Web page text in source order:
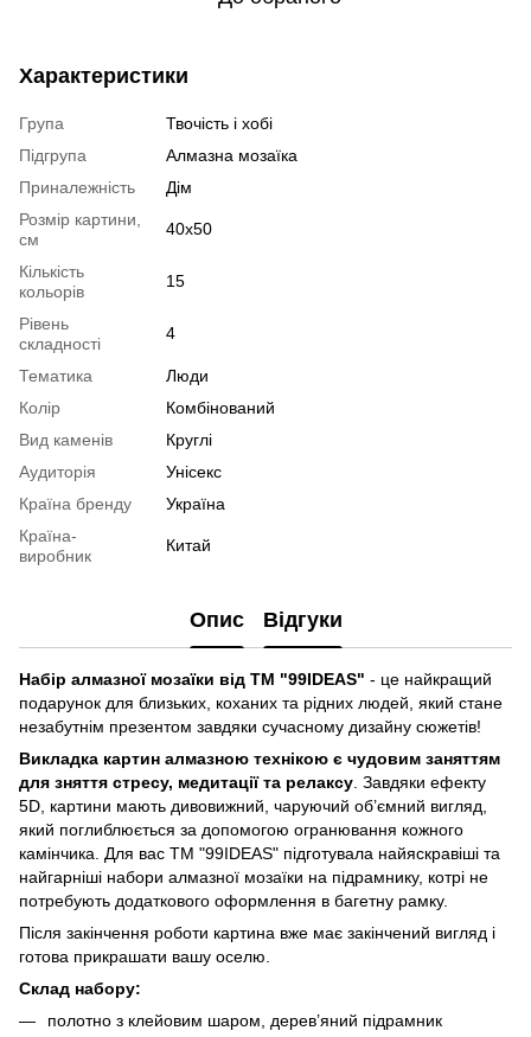
Характеристики
Група
Твочість і хобі
Підгрупа
Алмазна мозаїка
Приналежність
Дім
Розмір картини,
см
40x50
Кількість
кольорів
15
Рівень
складності
4
Тематика
Люди
Колір
Комбінований
Вид каменів
Круглі
Аудиторія
Унісекс
Країна бренду
Україна
Країна-
виробник
Китай
Опис Відгуки
Набір алмазної мозаїки від ТМ "99IDEAS" - це найкращий
подарунок для близьких, коханих та рідних людей, який стане
незабутнім презентом завдяки сучасному дизайну сюжетів!
Викладка картин алмазною технікою є чудовим заняттям
для зняття стресу, медитації та релаксу . Завдяки ефекту
5D, картини мають дивовижний, чаруючий об’ємний вигляд,
який поглиблюється за допомогою огранювання кожного
камінчика. Для вас ТМ "99IDEAS" підготувала найяскравіші та
найгарніші набори алмазної мозаїки на підрамнику, котрі не
потребують додаткового оформлення в багетну рамку.
Після закінчення роботи картина вже має закінчений вигляд і
готова прикрашати вашу оселю.
Склад набору:
полотно з клейовим шаром, дерев’яний підрамник